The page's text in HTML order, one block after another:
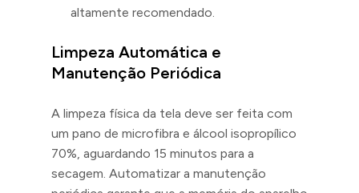
altamente recomendado.
Limpeza Automática e
Manutenção Periódica
A limpeza física da tela deve ser feita com
um pano de microfibra e álcool isopropílico
70%, aguardando 15 minutos para a
secagem. Automatizar a manutenção